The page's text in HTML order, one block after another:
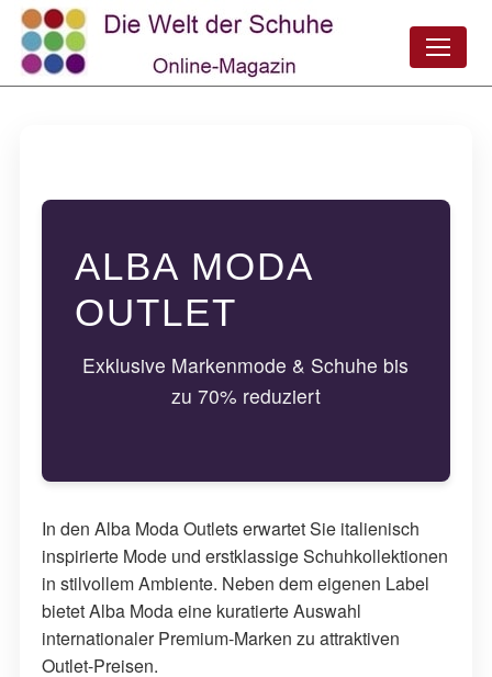
ALBA MODA
OUTLET
Exklusive Markenmode & Schuhe bis
zu 70% reduziert
In den Alba Moda Outlets erwartet Sie italienisch
inspirierte Mode und erstklassige Schuhkollektionen
in stilvollem Ambiente. Neben dem eigenen Label
bietet Alba Moda eine kuratierte Auswahl
internationaler Premium-Marken zu attraktiven
Outlet-Preisen.